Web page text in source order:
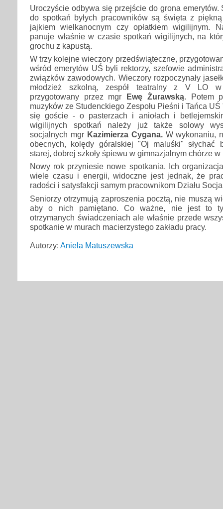
Uroczyście odbywa się przejście do grona emerytów.
do spotkań byłych pracowników są święta z
jajkiem wielkanocnym czy opłatkiem wigilijnym.
panuje właśnie w czasie spotkań wigilijnych, na
grochu z kapustą.
W trzy kolejne wieczory przedświąteczne,
wśród emerytów UŚ byli rektorzy, szefowie
związków zawodowych. Wieczory rozpoczynały
młodzież szkolną, zespół teatralny z V LO w
przygotowany przez mgr Ewę Żurawską. Potem
muzyków ze Studenckiego Zespołu Pieśni i Tańca
się goście - o pasterzach i aniołach i
wigilijnych spotkań należy już także solowy
socjalnych mgr Kazimierza Cygana. W wykonaniu,
obecnych, kolędy góralskiej "Oj maluśki" słychać
starej, dobrej szkoły śpiewu w gimnazjalnym chórze
Nowy rok przyniesie nowe spotkania. Ich
wiele czasu i energii, widoczne jest jednak, że
radości i satysfakcji samym pracownikom Działu
Seniorzy otrzymują zaproszenia pocztą, nie muszą
aby o nich pamiętano. Co ważne, nie jest to
otrzymanych świadczeniach ale właśnie przede
spotkanie w murach macierzystego zakładu pracy.
Autorzy: Aniela Matuszewska